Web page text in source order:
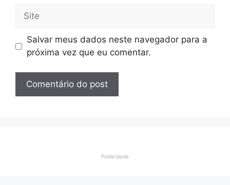
Site
Salvar meus dados neste navegador para a
próxima vez que eu comentar.
Publicidade